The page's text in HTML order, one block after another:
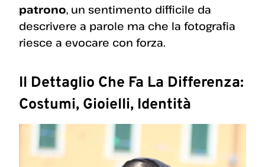
patrono, un sentimento difficile da
descrivere a parole ma che la fotografia
riesce a evocare con forza.
Il Dettaglio Che Fa La Differenza:
Costumi, Gioielli, Identità